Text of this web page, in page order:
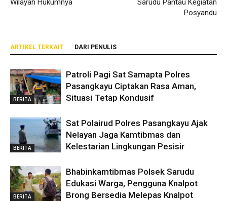
Wilayah Hukumnya
Sarudu Pantau Kegiatan
Posyandu
ARTIKEL TERKAIT DARI PENULIS
BERITA
Patroli Pagi Sat Samapta Polres
Pasangkayu Ciptakan Rasa Aman,
Situasi Tetap Kondusif
BERITA
Sat Polairud Polres Pasangkayu Ajak
Nelayan Jaga Kamtibmas dan
Kelestarian Lingkungan Pesisir
BERITA
Bhabinkamtibmas Polsek Sarudu
Edukasi Warga, Pengguna Knalpot
Brong Bersedia Melepas Knalpot